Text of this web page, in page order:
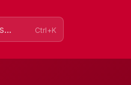
Ctrl+K